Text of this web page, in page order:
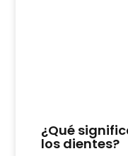
¿Qué
los dientes?